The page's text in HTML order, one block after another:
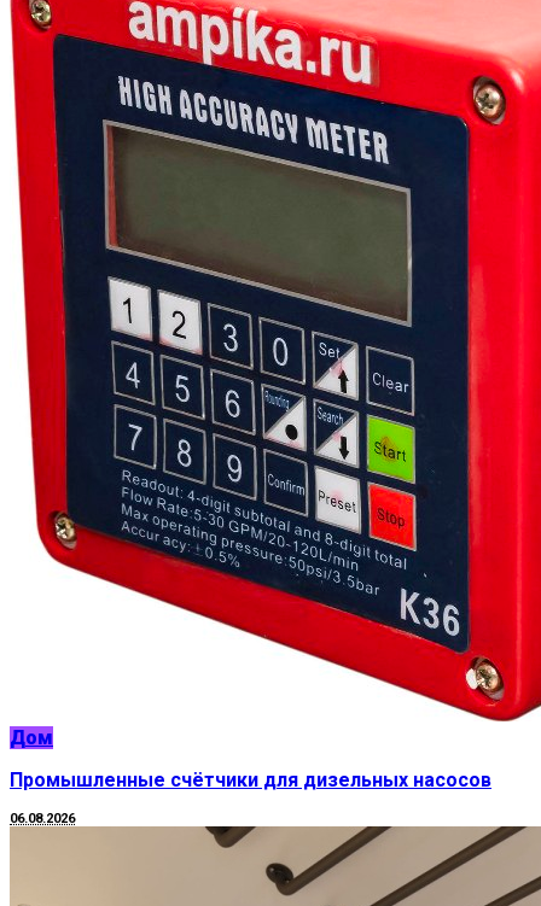
Дом
Промышленные счётчики для дизельных насосов
06.08.2026